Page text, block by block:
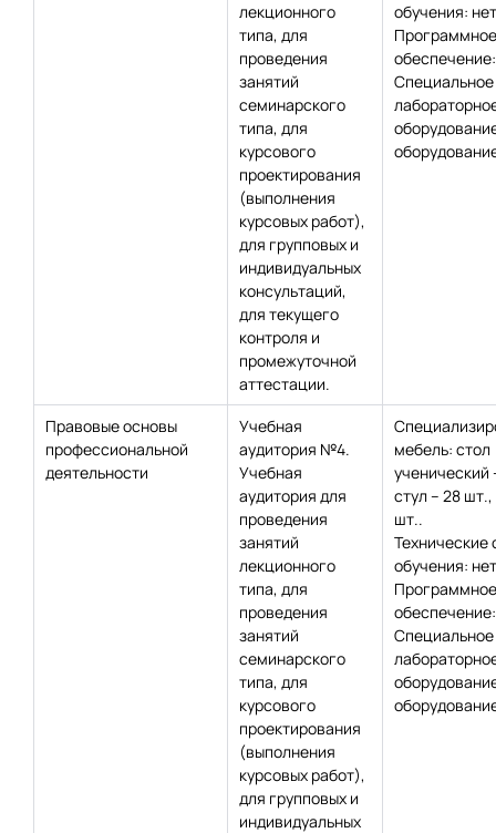
лекционного
типа, для
проведения
занятий
семинарского
типа, для
курсового
проектирования
(выполнения
курсовых работ),
для групповых и
индивидуальных
консультаций,
для текущего
контроля и
промежуточной
аттестации.
обучения:
Программное
Специальное
Правовые основы
профессиональной
деятельности
Учебная
аудитория №4.
Учебная
аудитория для
проведения
занятий
лекционного
типа, для
проведения
занятий
семинарского
типа, для
курсового
проектирования
(выполнения
курсовых работ),
для групповых и
индивидуальных
мебель: стол
ученический
стул – 28 шт.,
шт..
Технические
обучения:
Программное
Специальное